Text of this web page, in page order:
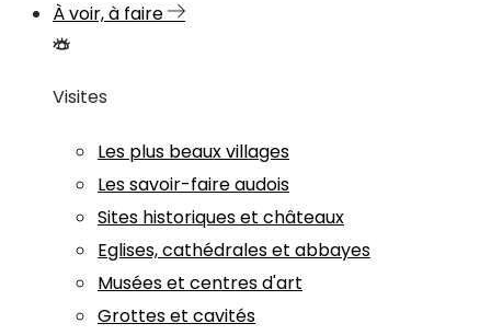
À voir, à faire
Visites
Les plus beaux villages
Les savoir-faire audois
Sites historiques et châteaux
Eglises, cathédrales et abbayes
Musées et centres d'art
Grottes et cavités